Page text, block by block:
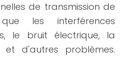
de transmission de
les interférences
le bruit électrique, la
et d'autres problèmes.